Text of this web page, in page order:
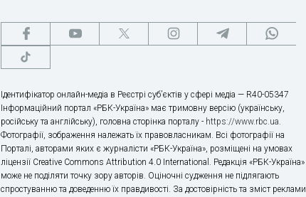
Ідентифікатор онлайн-медіа в Реєстрі суб’єктів у сфері медіа — R40-05347
Інформаційний портал «РБК-Україна» має тримовну версію (українську,
російську та англійську), головна сторінка порталу - https://www.rbc.ua.
Фотографії, зображення належать їх правовласникам. Всі фотографії на
Порталі, авторами яких є журналісти «РБК-Україна», розміщені на умовах
ліцензії Creative Commons Attribution 4.0 International. Редакція «РБК-Україна»
може не поділяти точку зору авторів. Оціночні судження не підлягають
спростуванню та доведенню їх правдивості. За достовірність та зміст реклами